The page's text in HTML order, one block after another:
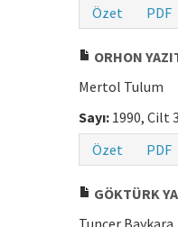
Özet
PDF
ORHON
Mertol Tulum
Sayı: 1990, Cilt
Özet
PDF
GÖKTÜRK
Tuncer Baykara